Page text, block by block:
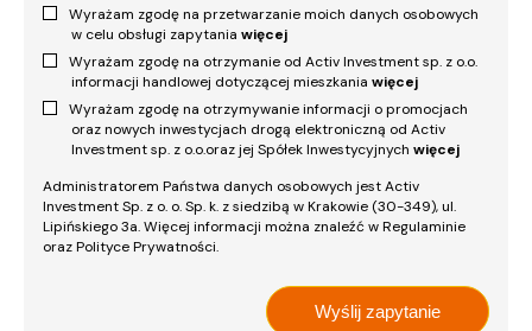
Wyrażam zgodę na przetwarzanie moich danych osobowych
w celu obsługi zapytaniawięcej
Wyrażam zgodę na otrzymanie od Activ Investment sp. z o.o.
informacji handlowej dotyczącej mieszkaniawięcej
Wyrażam zgodę na otrzymywanie informacji o promocjach
oraz nowych inwestycjach drogą elektroniczną od Activ
Investment sp. z o.o.oraz jej Spółek Inwestycyjnychwięcej
Administratorem Państwa danych osobowych jest Activ
Investment Sp. z o. o. Sp. k. z siedzibą w Krakowie (30-349), ul.
Lipińskiego 3a. Więcej informacji można znaleźć w Regulaminie
oraz Polityce Prywatności.